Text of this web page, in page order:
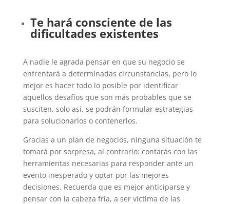
Te hará consciente de las
dificultades existentes
A nadie le agrada pensar en que su negocio se
enfrentará a determinadas circunstancias, pero lo
mejor es hacer todo lo posible por identificar
aquellos desafíos que son más probables que se
susciten, solo así, se podrán formular estrategias
para solucionarlos o contenerlos.
Gracias a un plan de negocios, ninguna situación te
tomará por sorpresa, al contrario: contarás con las
herramientas necesarias para responder ante un
evento inesperado y optar por las mejores
decisiones. Recuerda que es mejor anticiparse y
pensar con la cabeza fría, a ser víctima de las